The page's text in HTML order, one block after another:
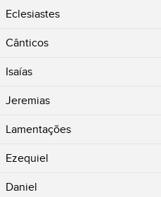
Eclesiastes
Cânticos
Isaías
Jeremias
Lamentações
Ezequiel
Daniel